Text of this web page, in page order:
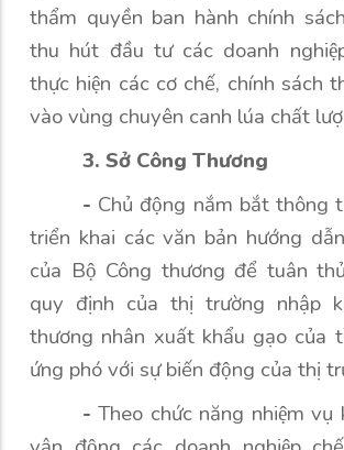
thẩm quyền ban hành chính
thu hút đầu tư các doanh
thực hiện các cơ chế, chính sách
vào vùng chuyên canh lúa chất
3. Sở Công Thương
- Chủ động nắm bắt thông
triển khai các văn bản hướng
của Bộ Công thương để tuân
quy định của thị trường nhập
thương nhân xuất khẩu gạo của
ứng phó với sự biến động của thị
-Theo chức năng nhiệm vụ